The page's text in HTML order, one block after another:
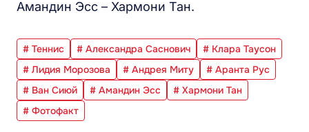
Амандин Эсс – Хармони Тан.
# Теннис # Александра Саснович
# Клара Таусон
# Лидия Морозова
# Андрея Миту
# Аранта Рус
# Ван Сиюй
# Амандин Эсс
# Хармони Тан
# Фотофакт